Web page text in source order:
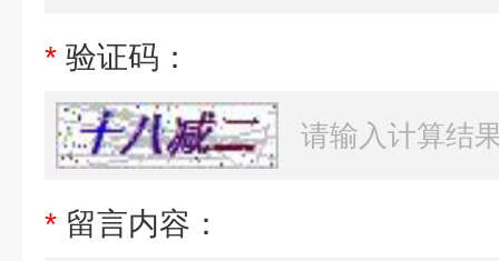
* 验证码：
* 留言内容：